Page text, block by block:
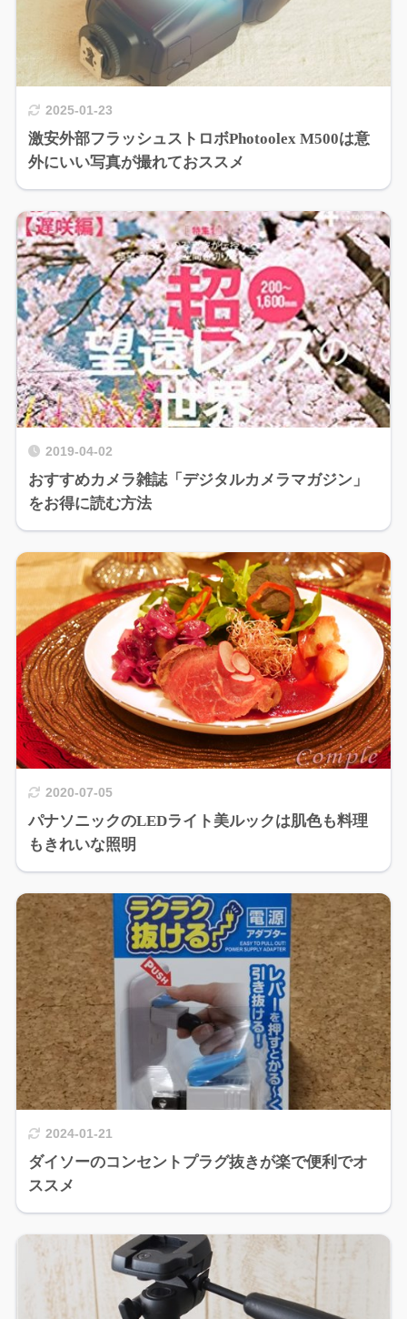
2025-01-23
激安外部フラッシュストロボPhotoolex M500は意
外にいい写真が撮れておススメ
2019-04-02
おすすめカメラ雑誌「デジタルカメラマガジン」
をお得に読む方法
2020-07-05
パナソニックのLEDライト美ルックは肌色も料理
もきれいな照明
2024-01-21
ダイソーのコンセントプラグ抜きが楽で便利でオ
ススメ